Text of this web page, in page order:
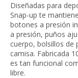
Diseñadas para
Snap-up te
botones a presión
a presión, puños
cuerpo, bolsillos de
camisa. Fabricada
es tan funcional
libre.